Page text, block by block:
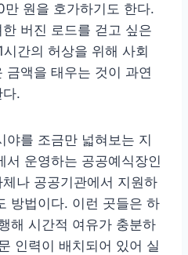
원을 호가하기도 한다.
버진 로드를 걷고 싶은
간의 허상을 위해 사회
금액을 태우는 것이 과연
.
야를 조금만 넓혀보는 지
서 운영하는 공공예식장인
나 공공기관에서 지원하
방법이다. 이런 곳들은 하
해 시간적 여유가 충분하
인력이 배치되어 있어 실